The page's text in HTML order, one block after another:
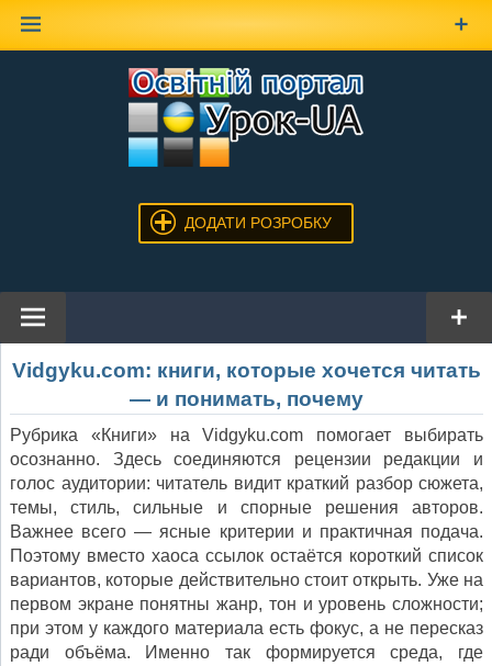
ДОДАТИ РОЗРОБКУ
Vidgyku.com: книги, которые хочется читать
— и понимать, почему
Рубрика «Книги» на Vidgyku.com помогает выбирать
осознанно. Здесь соединяются рецензии редакции и
голос аудитории: читатель видит краткий разбор сюжета,
темы, стиль, сильные и спорные решения авторов.
Важнее всего — ясные критерии и практичная подача.
Поэтому вместо хаоса ссылок остаётся короткий список
вариантов, которые действительно стоит открыть. Уже на
первом экране понятны жанр, тон и уровень сложности;
при этом у каждого материала есть фокус, а не пересказ
ради объёма. Именно так формируется среда, где